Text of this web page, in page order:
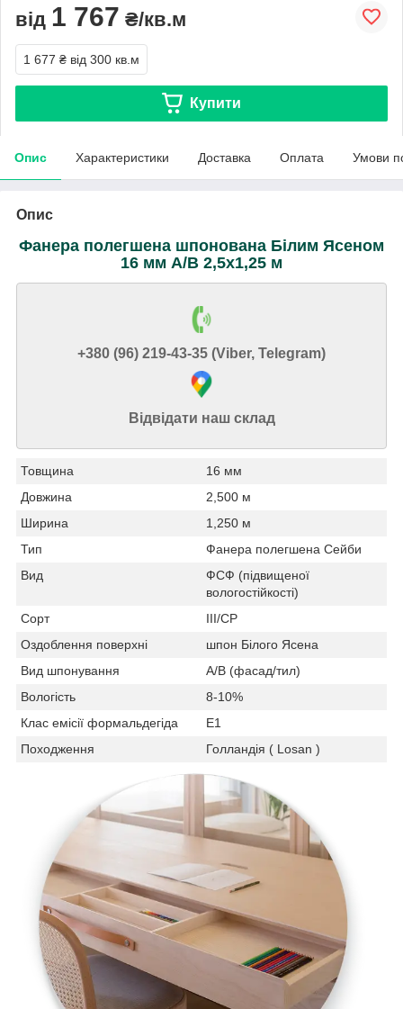
від 1 767 ₴/кв.м
1 677 ₴ від 300 кв.м
Купити
Опис Характеристики Доставка Оплата Умови
Опис
Фанера полегшена шпонована Білим Ясеном
16 мм А/В 2,5х1,25 м
+380 (96) 219-43-35 (Viber, Telegram)
Відвідати наш склад
Товщина
16 мм
Довжина
2,500 м
Ширина
1,250 м
Тип
Фанера полегшена Сейби
Вид
ФСФ (підвищеної
вологостійкості)
Сорт
III/СР
Оздоблення поверхні
шпон Білого Ясена
Вид шпонування
А/B (фасад/тил)
Вологість
8-10%
Клас емісії формальдегіда
Е1
Походження
Голландія ( Losan )